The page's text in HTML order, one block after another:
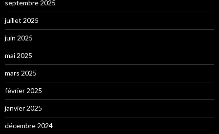
septembre 2025
juillet 2025
juin 2025
mai 2025
mars 2025
février 2025
janvier 2025
décembre 2024